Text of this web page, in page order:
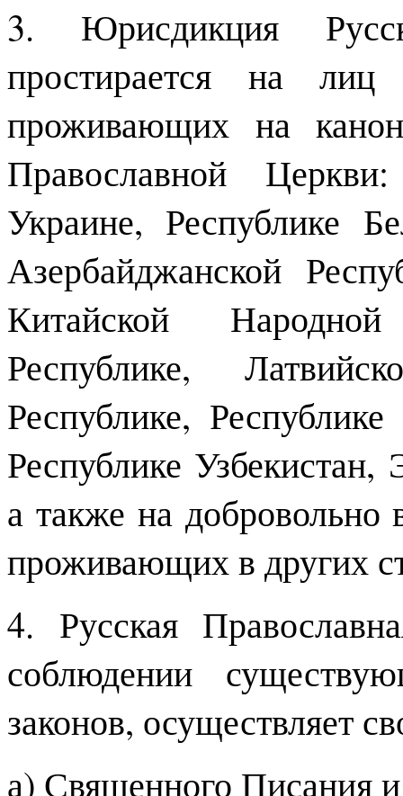
3. Юрисдикция
простирается на лиц
проживающих на
Православной
Украине, Республике
Азербайджанской
Китайской
Республике,
Республике,
Республике
а также на
проживающих в других
4. Русская
соблюдении
законов, осуществляет
а) Священного Писания